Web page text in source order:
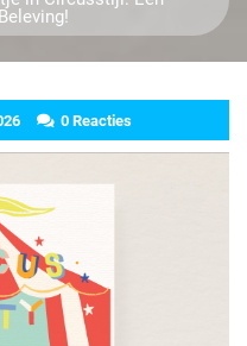
0 Reacties